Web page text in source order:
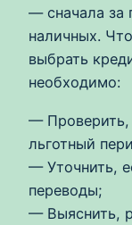
— сначала за
наличных.
выбрать
необходимо:
— Проверить,
льготный
— Уточнить,
переводы;
— Выяснить,